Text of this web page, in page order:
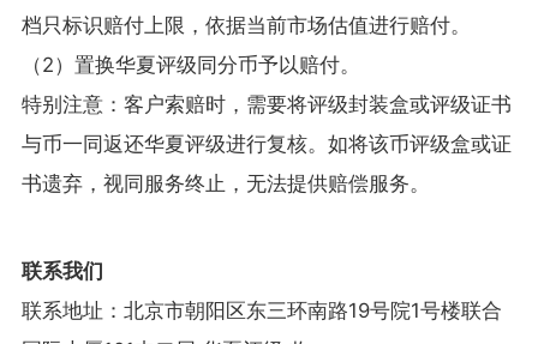
档只标识赔付上限，依据当前市场估值进行赔付。
（2）置换华夏评级同分币予以赔付。
特别注意：客户索赔时，需要将评级封装盒或评级证书
与币一同返还华夏评级进行复核。如将该币评级盒或证
书遗弃，视同服务终止，无法提供赔偿服务。
联系我们
联系地址：北京市朝阳区东三环南路19号院1号楼联合